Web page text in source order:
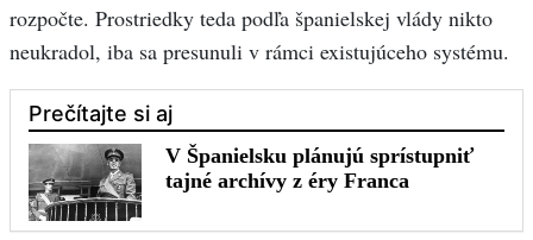
rozpočte. Prostriedky teda podľa španielskej vlády nikto
neukradol, iba sa presunuli v rámci existujúceho systému.